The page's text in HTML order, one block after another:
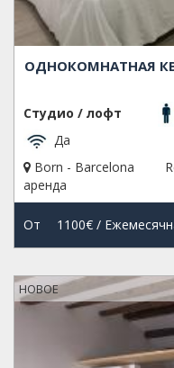
ОДНОКОМНАТНАЯ
Студио / лофт
Да
Born - Barcelona
аренда
От 1100€/
НОВОЕ